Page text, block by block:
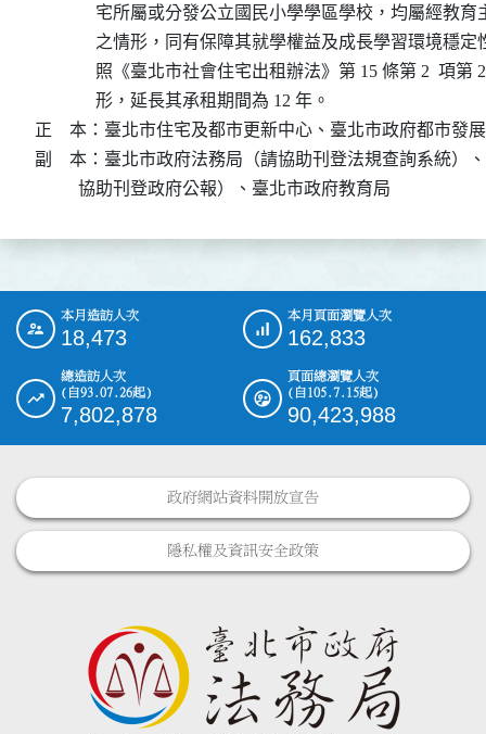
宅所屬或分發公立國民小學學區學校，均屬經教
之情形，同有保障其就學權益及成長學習環境穩
照《臺北市社會住宅出租辦法》第 15 條第 2  項第
              形，延長其承租期間為 12 年。
正    本：臺北市住宅及都市更新中心、臺北市政府都市發
副    本：臺北市政府法務局（請協助刊登法規查詢系統）
          協助刊登政府公報）、臺北市政府教育局
::: 本月造訪人次
18,473
本月頁面瀏覽人次
162,833
總造訪人次
(自93.07.26起)
7,802,878
頁面總瀏覽人次
(自105.7.15起)
90,423,988
政府網站資料開放宣告
隱私權及資訊安全政策